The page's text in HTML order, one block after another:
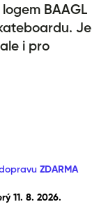
BAAGL
Je
i pro
ZDARMA
11. 8. 2026.